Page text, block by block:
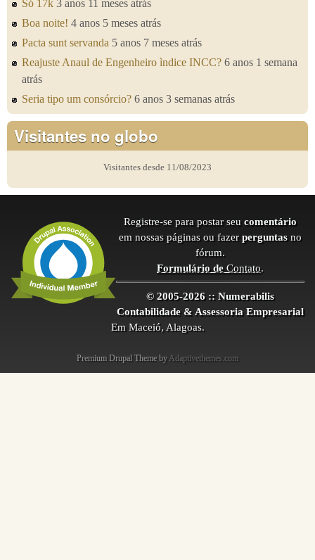
Só 17k 3 anos 11 meses atrás
Boa noite! 4 anos 5 meses atrás
Pacta sunt servanda 5 anos 7 meses atrás
Reajuste Anaul de Engenheiro ìndice INCC? 6 anos 1 semana
atrás
Seria tipo um consórcio? 6 anos 3 semanas atrás
Visitantes no globo
Visitantes desde 11/08/2023
Registre-se para postar seu comentário
em nossas páginas ou fazer perguntas no
fórum.
Formulário deContato.
© 2005-2026 :: Numerabilis
Contabilidade & Assessoria Empresarial
Em Maceió, Alagoas.
Premium Drupal Theme by Adaptivethemes.com